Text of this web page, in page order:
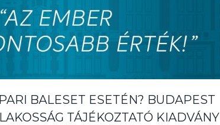
BALESET ESETÉN? BUDAPEST
TÁJÉKOZTATÓ KIADVÁNY